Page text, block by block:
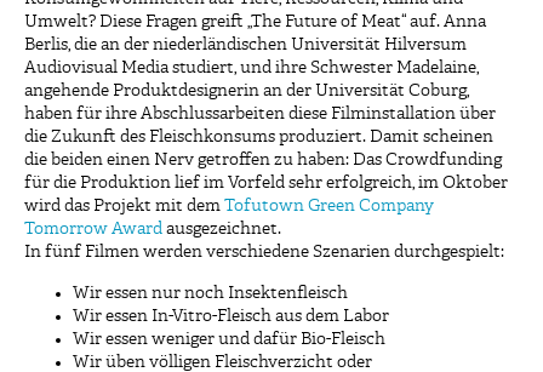
Umwelt? Diese Fragen greift „The Future of Meat“ auf. Anna
Berlis, die an der niederländischen Universität Hilversum
Audiovisual Media studiert, und ihre Schwester Madelaine,
angehende Produktdesignerin an der Universität Coburg,
haben für ihre Abschlussarbeiten diese Filminstallation über
die Zukunft des Fleischkonsums produziert. Damit scheinen
die beiden einen Nerv getroffen zu haben: Das Crowdfunding
für die Produktion lief im Vorfeld sehr erfolgreich, im Oktober
wird das Projekt mit dem Tofutown Green Company
Tomorrow Award ausgezeichnet.
In fünf Filmen werden verschiedene Szenarien durchgespielt:
Wir essen nur noch Insektenfleisch
Wir essen In-Vitro-Fleisch aus dem Labor
Wir essen weniger und dafür Bio-Fleisch
Wir üben völligen Fleischverzicht oder